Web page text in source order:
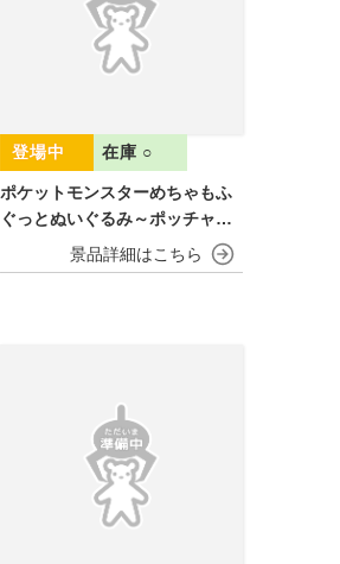
ポケットモンスターめちゃもふ
ぐっとぬいぐるみ～ポッチャマ
在庫 ○